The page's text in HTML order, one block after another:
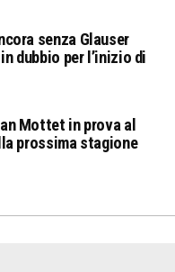
senza Glauser
dubbio per l’inizio di
Mottet in prova al
prossima stagione